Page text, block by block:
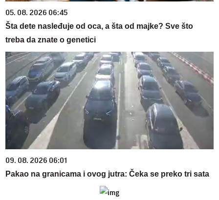
05. 08. 2026 06:45
Šta dete nasleđuje od oca, a šta od majke? Sve što
treba da znate o genetici
09. 08. 2026 06:01
Pakao na granicama i ovog jutra: Čeka se preko tri sata